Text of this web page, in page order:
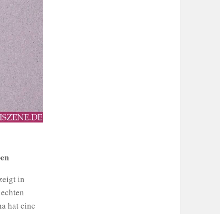
in
hat eine